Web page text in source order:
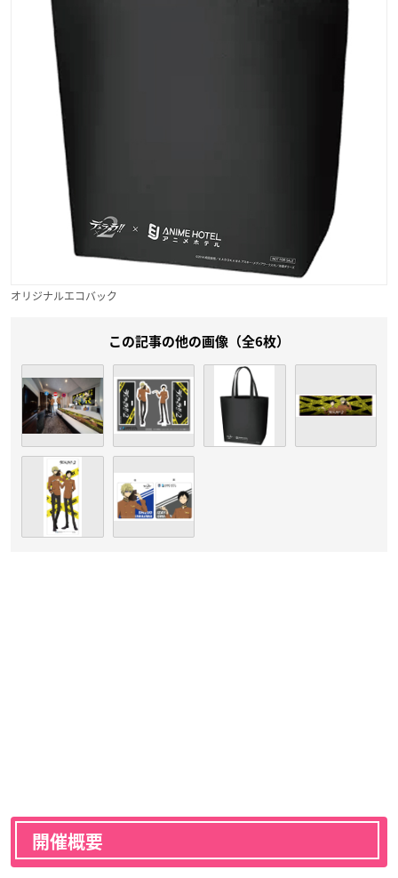
オリジナルエコバック
この記事の他の画像（全6枚）
開催概要